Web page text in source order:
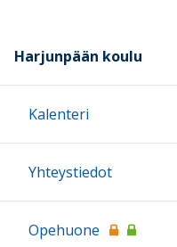
Harjunpään koulu
Kalenteri
Yhteystiedot
Opehuone